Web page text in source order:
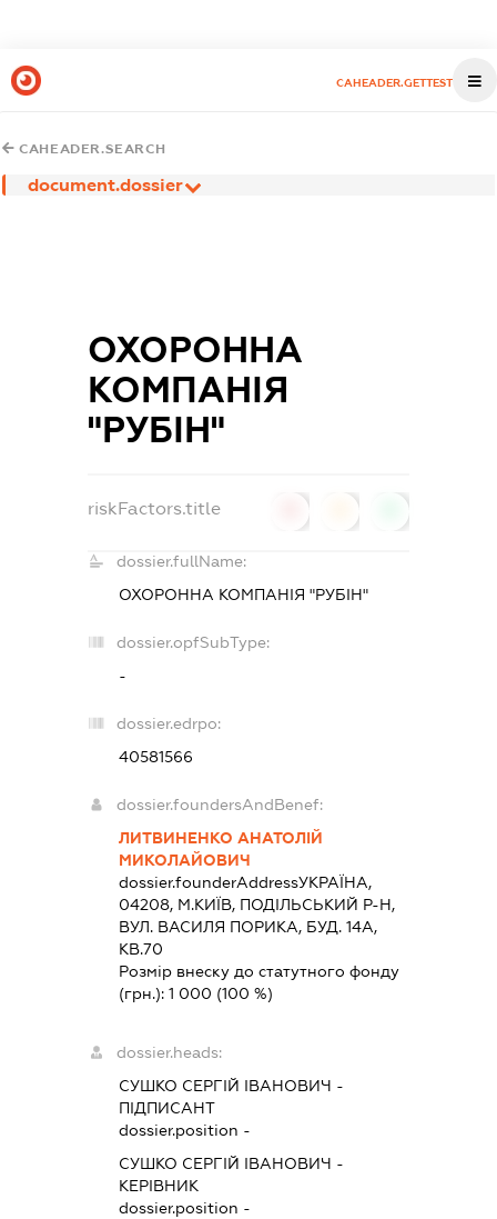
CAHEADER.GETTEST
CAHEADER.SEARCH
document.dossier
ОХОРОННА
КОМПАНІЯ
"РУБІН"
riskFactors.title
dossier.fullName:
ОХОРОННА КОМПАНІЯ "РУБІН"
dossier.opfSubType:
-
dossier.edrpo:
40581566
dossier.foundersAndBenef:
ЛИТВИНЕНКО АНАТОЛІЙ
МИКОЛАЙОВИЧ
dossier.founderAddressУКРАЇНА,
04208, М.КИЇВ, ПОДІЛЬСЬКИЙ Р-Н,
ВУЛ. ВАСИЛЯ ПОРИКА, БУД. 14А,
КВ.70
Розмір внеску до статутного фонду
(грн.):1 000 (100 %)
dossier.heads:
СУШКО СЕРГІЙ ІВАНОВИЧ -
ПІДПИСАНТ
dossier.position -
СУШКО СЕРГІЙ ІВАНОВИЧ -
КЕРІВНИК
dossier.position -